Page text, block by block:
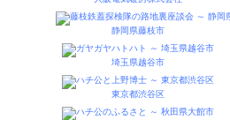
静岡県藤枝市
埼玉県越谷市
東京都渋谷区